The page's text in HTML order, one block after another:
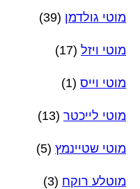
מוטי גולדמן (39)
מוטי ויזל (17)
מוטי וייס (1)
מוטי לייכטר (13)
מוטי שטיינמץ (5)
מוטלע רוקח (3)